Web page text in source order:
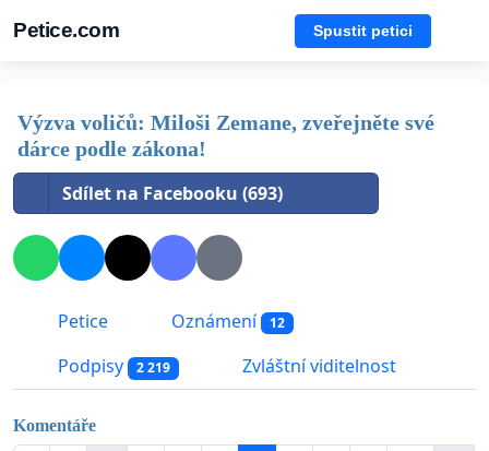
Petice.com Spustit petici
Výzva voličů: Miloši Zemane, zveřejněte své
dárce podle zákona!
Sdílet na Facebooku (693)
Petice Oznámení 12
Podpisy 2 219 Zvláštní viditelnost
Komentáře